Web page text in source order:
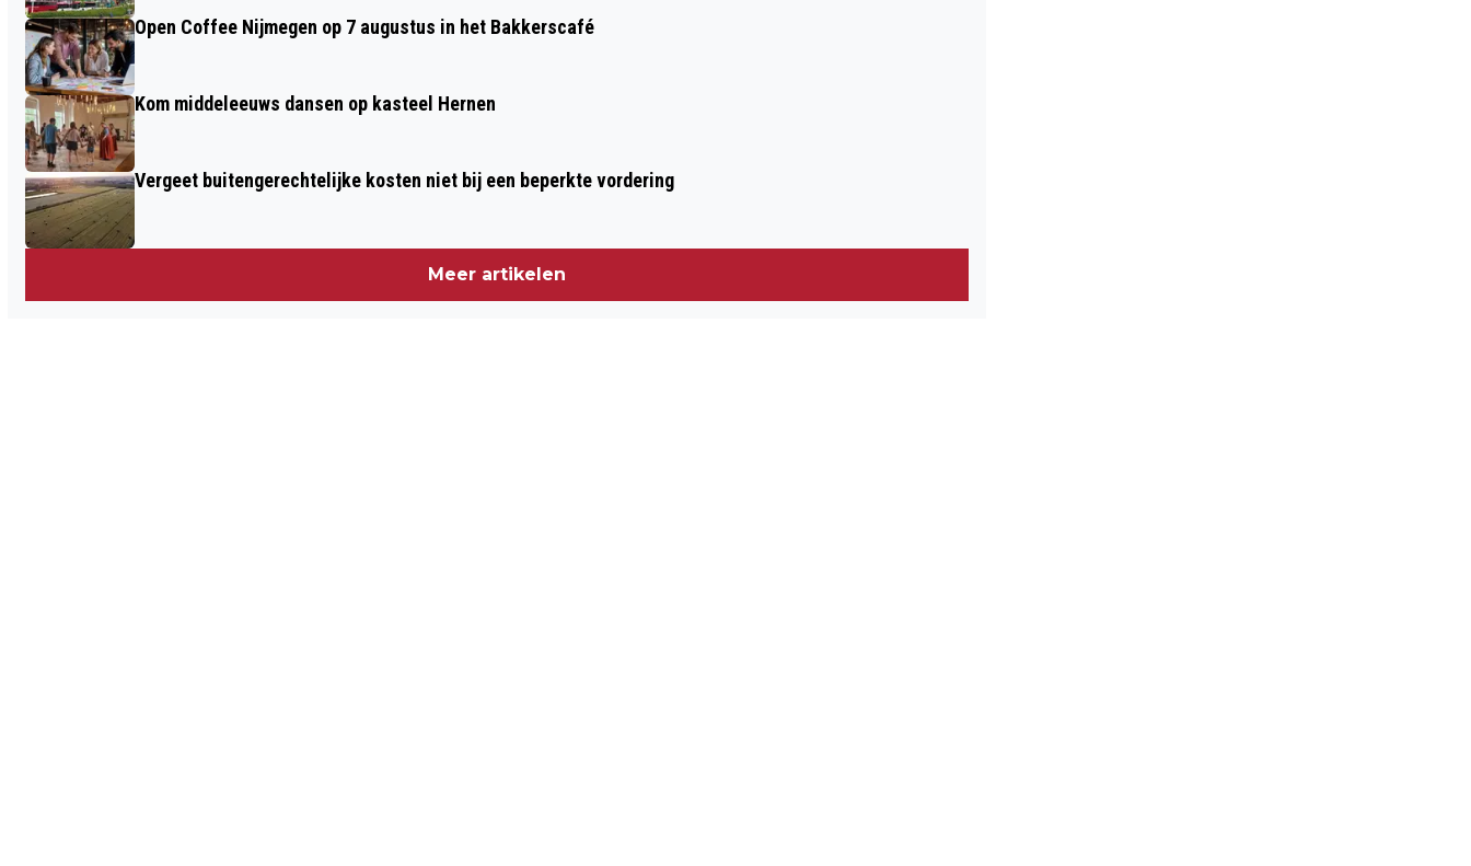
Open Coffee Nijmegen op 7 augustus in het Bakkerscafé
Kom middeleeuws dansen op kasteel Hernen
Vergeet buitengerechtelijke kosten niet bij een beperkte vordering
Meer artikelen